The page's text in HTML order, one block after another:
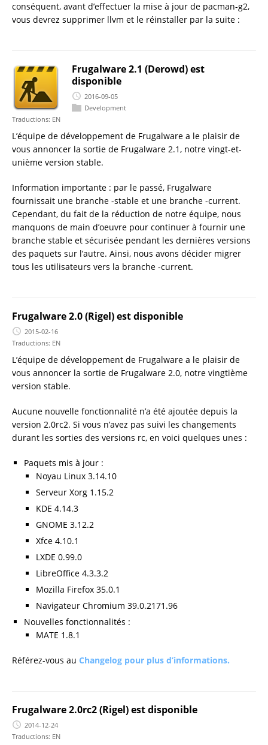
conséquent, avant d’effectuer la mise à jour de pacman-g2,
vous devrez supprimer llvm et le réinstaller par la suite :
Frugalware 2.1 (Derowd) est
disponible
2016-09-05
Development
Traductions: EN
L’équipe de développement de Frugalware a le plaisir de
vous annoncer la sortie de Frugalware 2.1, notre vingt-et-
unième version stable.
Information importante : par le passé, Frugalware
fournissait une branche -stable et une branche -current.
Cependant, du fait de la réduction de notre équipe, nous
manquons de main d’oeuvre pour continuer à fournir une
branche stable et sécurisée pendant les dernières versions
des paquets sur l’autre. Ainsi, nous avons décider migrer
tous les utilisateurs vers la branche -current.
Frugalware 2.0 (Rigel) est disponible
2015-02-16
Traductions: EN
L’équipe de développement de Frugalware a le plaisir de
vous annoncer la sortie de Frugalware 2.0, notre vingtième
version stable.
Aucune nouvelle fonctionnalité n’a été ajoutée depuis la
version 2.0rc2. Si vous n’avez pas suivi les changements
durant les sorties des versions rc, en voici quelques unes :
Paquets mis à jour :
Noyau Linux 3.14.10
Serveur Xorg 1.15.2
KDE 4.14.3
GNOME 3.12.2
Xfce 4.10.1
LXDE 0.99.0
LibreOffice 4.3.3.2
Mozilla Firefox 35.0.1
Navigateur Chromium 39.0.2171.96
Nouvelles fonctionnalités :
MATE 1.8.1
Référez-vous au Changelog pour plus d’informations.
Frugalware 2.0rc2 (Rigel) est disponible
2014-12-24
Traductions: EN